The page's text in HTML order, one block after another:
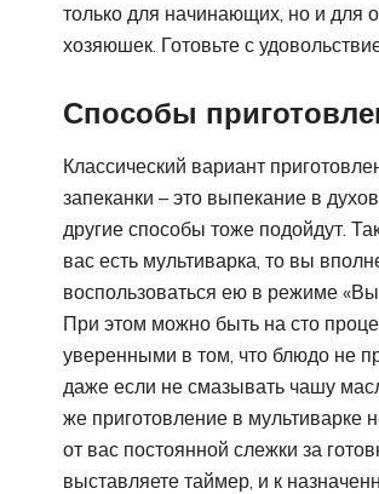
только для начинающих, но и для
хозяюшек. Готовьте с
Способы
Классический вариант
запеканки – это выпекание в
другие способы тоже подойдут.
вас есть мультиварка, то вы
воспользоваться ею в режиме
При этом можно быть на сто
уверенными в том, что блюдо не
даже если не смазывать чашу
же приготовление в мультиварке
от вас постоянной слежки за
выставляете таймер, и к